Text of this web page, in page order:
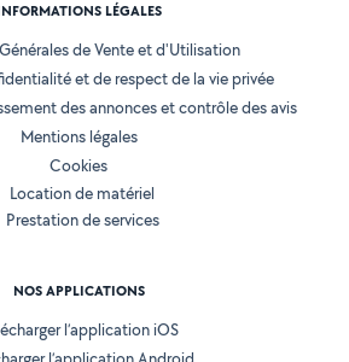
LÉGALES
de Vente et d'Utilisation
et de respect de la vie privée
des annonces et contrôle des avis
Mentions légales
Cookies
Location de matériel
Prestation de services
NOS APPLICATIONS
l’application iOS